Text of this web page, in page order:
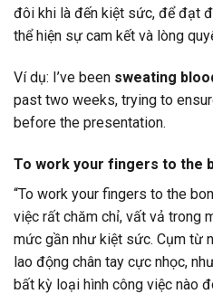
đôi khi là đến kiệt sức, để đạt
thể hiện sự cam kết và lòng
Ví dụ: I’ve been sweating
past two weeks, trying to
before the presentation.
To work your fingers to the
“To work your fingers to the
việc rất chăm chỉ, vất vả trong
mức gần như kiệt sức. Cụm từ
lao động chân tay cực nhọc,
bất kỳ loại hình công việc nào